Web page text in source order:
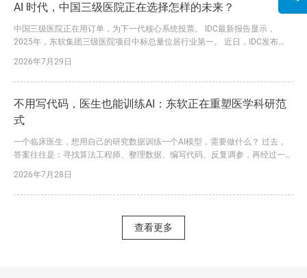
AI 时代，中国三级医院正在选择怎样的未来？
中国三级医院正在用订单，为下一代核心系统投票。 IDC最新报告显示，
2025年，东软集团三级医院项目中标总量位居行业第一。 近日，IDC发布
借大量三级医院落地订单，进一步巩固了在该领域的领先优势。 这一结论背
后，是东软三十余年深耕医疗健康行业的长期积累，更是其行业理解、技术创
2026年7月29日
不用写代码，医生也能训练AI：东软正在重塑医学科研范
式
一个临床医生，想用自己的研究数据训练一个AI模型，需要做什么？ 过去，
答案往往是：寻找算法工程师、整理数据、编写代码、反复调参，再经过一轮
不罕见。更大的问题是，数据处理、特征提取、统计分析和模型训练往往分散
在不同工具中，数据在多个系统之间反复导入导出，不仅容易出错，也让研究
2026年7月28日
查看更多